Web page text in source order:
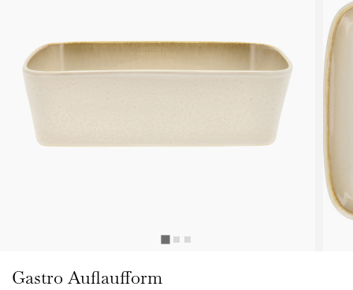
Gastro Auflaufform